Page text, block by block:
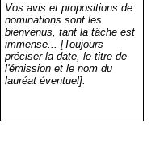
Vos avis et propositions de
nominations sont les
bienvenus, tant la tâche est
immense... [Toujours
préciser la date, le titre de
l'émission et le nom du
lauréat éventuel].